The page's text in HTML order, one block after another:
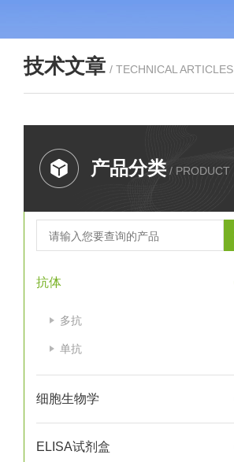
技术文章 / TECHNICAL ARTICLES
产品分类 / PRODUCT
抗体
多抗
单抗
细胞生物学
ELISA试剂盒